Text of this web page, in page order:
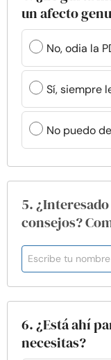
un afecto
No, odia la
Sí, siempre
No puedo
5.
consejos?
6. ¿Está ahí
necesitas?